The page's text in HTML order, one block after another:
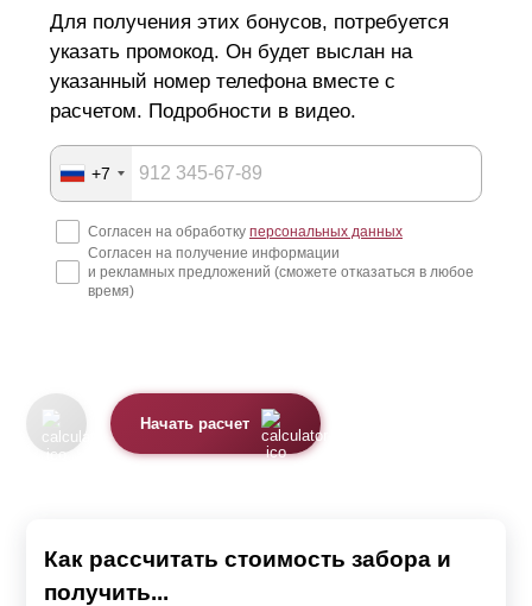
Для получения этих бонусов, потребуется
указать промокод. Он будет выслан на
указанный номер телефона вместе с
расчетом. Подробности в видео.
+7
Согласен на обработку персональных данных
Согласен на получение информации
и рекламных предложений (сможете отказаться в любое
время)
Начать расчет
Как рассчитать стоимость забора и
получить...